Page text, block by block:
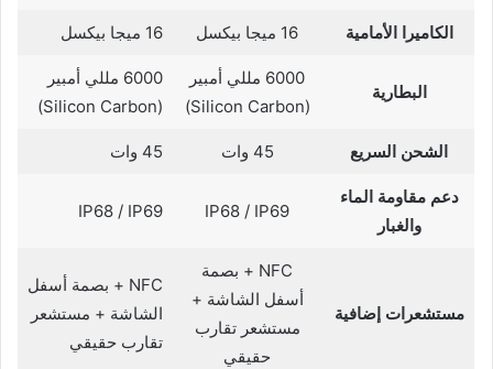
الكاميرا الأمامية 16 ميجا بيكسل 16 ميجا بيكسل
البطارية
6000 مللي أمبير
(Silicon Carbon)
6000 مللي أمبير
(Silicon Carbon)
الشحن السريع 45 وات 45 وات
دعم مقاومة الماء
والغبار
IP68 / IP69
IP68 / IP69
مستشعرات إضافية
NFC + بصمة
أسفل الشاشة +
مستشعر تقارب
حقيقي
NFC + بصمة أسفل
الشاشة + مستشعر
تقارب حقيقي